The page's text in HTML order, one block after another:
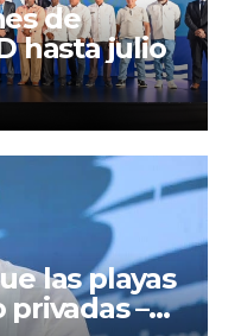
de
hasta julio
las playas
–